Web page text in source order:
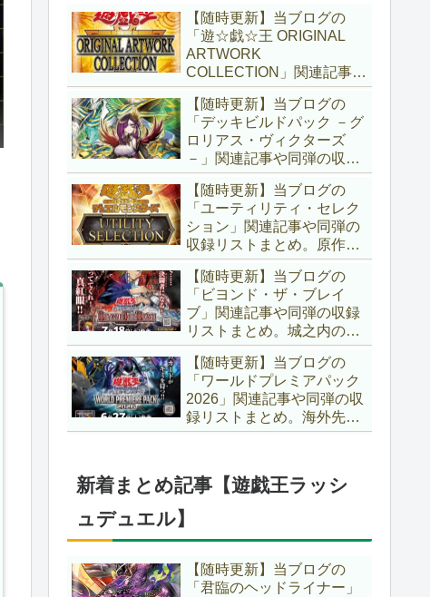
【随時更新】当ブログの
「遊☆戯☆王 ORIGINAL
ARTWORK
COLLECTION」関連記事や
同弾の収録リストまとめ。
マンガスタイルとオーバー
フレームに焦点を当てた新
商品！！また、原作のモン
スターもリメイクされてい
ます！！【遊戯王OCG】
【随時更新】当ブログの
「デッキビルドパック －グ
ロリアス・ヴィクターズ
－」関連記事や同弾の収録
リストまとめ。効果を持た
ない古のモンスターを使役
する儀式テーマ「セネト」
に加え、「レイズ・ムー
ン」や「異解△」も登
場！！【遊戯王OCG】
【随時更新】当ブログの
「ユーティリティ・セレク
ション」関連記事や同弾の
収録リストまとめ。原作の
名シーンや懐かしの人気モ
ンスターをイメージした新
規カードが多数登場！！ま
た、「ドミナス」などの豪
華再録にも注目ですね～。
【遊戯王OCG】
【随時更新】当ブログの
「ビヨンド・ザ・ブレイ
ブ」関連記事や同弾の収録
リストまとめ。城之内のカ
ードたちが『時の黒魔術
師』関連となってリメイ
ク！！さらに、「Ｄ－ＨＥ
ＲＯ」の『幽獄の時計塔』
も待望のリメイクです！！
【随時更新】当ブログの
「ワールドプレミアパック
2026」関連記事や同弾の収
録リストまとめ。海外先行
カードが例年より早く来
ージした『リビングデッド
の呼び声』関連に注目が集
新着まとめ記事【遊戯王ラッシ
ュデュエル】
【随時更新】当ブログの
「君臨のヘッドライナー」